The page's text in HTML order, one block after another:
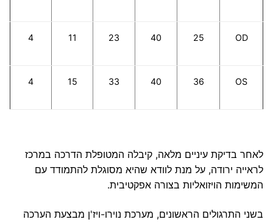
OD
25
40
23
11
4
OS
36
40
33
15
4
לאחר בדיקת עיניים מלאה, קיבלה המטופלת הדרכה במרכז
לראייה ירודה, על מנת לוודא שהיא מסוגלת להתמודד עם
המשימות הויזואליות בצורה אפקטיבית.
בשני התרגולים הראשונים, מערכת נוירו-ויז'ן מבצעת הערכה